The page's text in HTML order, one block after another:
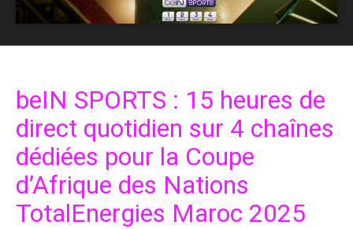
beIN SPORTS : 15 heures de
direct quotidien sur 4 chaînes
dédiées pour la Coupe
d’Afrique des Nations
TotalEnergies Maroc 2025